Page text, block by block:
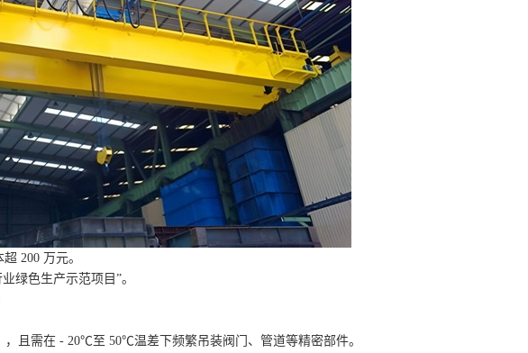
200 万元。
绿色生产示范项目”。
且需在 - 20℃至 50℃温差下频繁吊装阀门、管道等精密部件。